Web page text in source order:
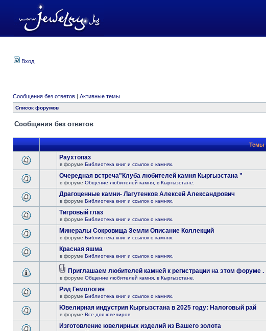
Вход
Сообщения без ответов | Активные темы
Список форумов
Сообщения без ответов
Темы
Раухтопаз
в форуме Библиотека книг и ссылок о камнях.
Очередная встреча"Клуба любителей камня Кыргызстана "
в форуме Общение любителей камня, в Кыргызстане.
Драгоценные камни- Лагутенков Алексей Александрович
в форуме Библиотека книг и ссылок о камнях.
Тигровый глаз
в форуме Библиотека книг и ссылок о камнях.
Минералы Сокровища Земли Описание Коллекций
в форуме Библиотека книг и ссылок о камнях.
Красная яшма
в форуме Библиотека книг и ссылок о камнях.
Приглашаем любителей камней к регистрации на этом форуме .
в форуме Общение любителей камня, в Кыргызстане.
Рид Гемология
в форуме Библиотека книг и ссылок о камнях.
Ювелирная индустрия Кыргызстана в 2025 году: Налоговый рай
в форуме Все для ювелиров
Изготовление ювелирных изделий из Вашего золота